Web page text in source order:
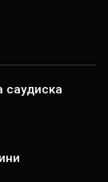
саудиска